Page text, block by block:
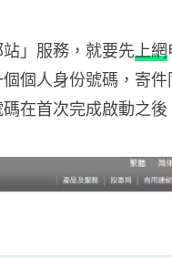
」服務，就要先 上網
個人身份號碼，寄
在首次完成啟動之